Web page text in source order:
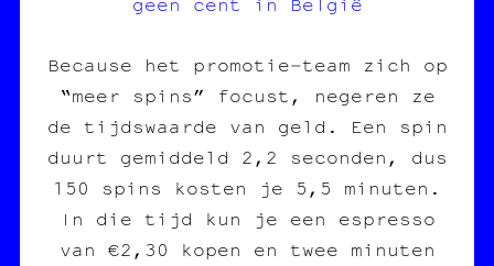
Because het promotie‑team zich op
“meer spins” focust, negeren ze
de tijdswaarde van geld. Een spin
duurt gemiddeld 2,2 seconden, dus
150 spins kosten je 5,5 minuten.
In die tijd kun je een espresso
van €2,30 kopen en twee minuten